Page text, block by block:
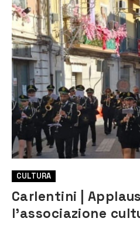
CULTURA
Carlentini |
l’associazione